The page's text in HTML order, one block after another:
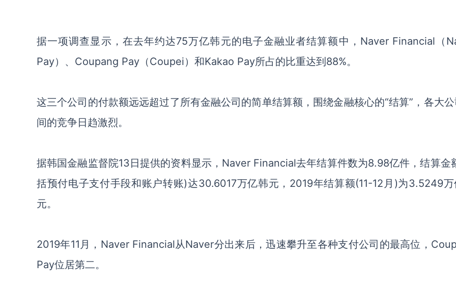
据一项调查显示 ，在去年约达75万亿韩元的电子金融业者结算额中，Naver Financial（
Pay） 、 Coupang Pay（Coupei）和Kakao Pay所占的比重达到88%。
这三个公司的付款额远远超过了所有金融公司的简单结算额 ， 围绕金融核心的“结算”，各大
间的竞争日趋激烈。
据韩国金融监督院13日提供的资料显示，Naver Financial去年结算件数为8.98亿件，结算金
括预付电子支付手段和账户转账)达30.6017万亿韩元 ， 2019年结算额(11-12月)为3.5249万
元。
2019年11月 ， Naver Financial从Naver分出来后，迅速攀升至各种支付公司的最高位 ，
Pay位居第二。